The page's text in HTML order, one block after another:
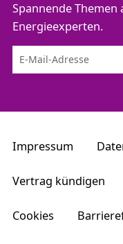
Spannende
Energieexperten.
Impressum
Vertrag kündigen
Cookies